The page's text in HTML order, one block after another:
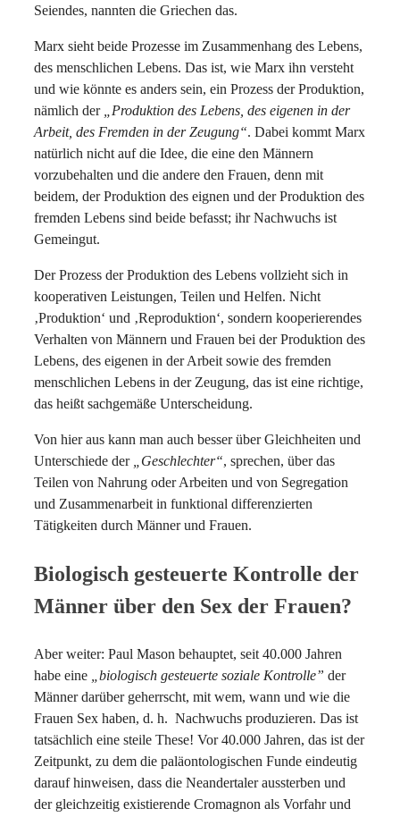
Seiendes, nannten die Griechen das.
Marx sieht beide Prozesse im Zusammenhang des Lebens,
des menschlichen Lebens. Das ist, wie Marx ihn versteht
und wie könnte es anders sein, ein Prozess der Produktion,
nämlich der
„Produktion des Lebens, des eigenen in der
Arbeit, des Fremden in der Zeugung“. Dabei kommt Marx
natürlich nicht auf die Idee, die eine den Männern
vorzubehalten und die andere den Frauen, denn mit
beidem, der Produktion des eignen und der Produktion des
fremden Lebens sind beide befasst; ihr Nachwuchs ist
Gemeingut.
Der Prozess der Produktion des Lebens vollzieht sich in
kooperativen Leistungen, Teilen und Helfen. Nicht
‚Produktion‘ und ‚Reproduktion‘, sondern kooperierendes
Verhalten von Männern und Frauen bei der Produktion des
Lebens, des eigenen in der Arbeit sowie des fremden
menschlichen Lebens in der Zeugung, das ist eine richtige,
das heißt sachgemäße Unterscheidung.
Von hier aus kann man auch besser über Gleichheiten und
Unterschiede der
„Geschlechter“, sprechen, über das
Teilen von Nahrung oder Arbeiten und von Segregation
und Zusammenarbeit in funktional differenzierten
Tätigkeiten durch Männer und Frauen.
Biologisch gesteuerte Kontrolle der
Männer über den Sex der Frauen?
Aber weiter: Paul Mason behauptet, seit 40.000 Jahren
habe eine
„biologisch gesteuerte soziale Kontrolle” der
Männer darüber geherrscht, mit wem, wann und wie die
Frauen Sex haben, d. h. Nachwuchs produzieren. Das ist
tatsächlich eine steile These! Vor 40.000 Jahren, das ist der
Zeitpunkt, zu dem die paläontologischen Funde eindeutig
darauf hinweisen, dass die Neandertaler aussterben und
der gleichzeitig existierende Cromagnon als Vorfahr und